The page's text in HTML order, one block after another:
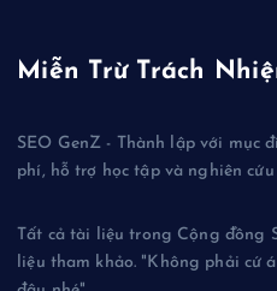
Miễn Trừ Trách
SEO GenZ - Thành lập với mục
phí, hỗ trợ học tập và nghiên cứu
Tất cả tài liệu trong Cộng đồng
liệu tham khảo. "Không phải cứ